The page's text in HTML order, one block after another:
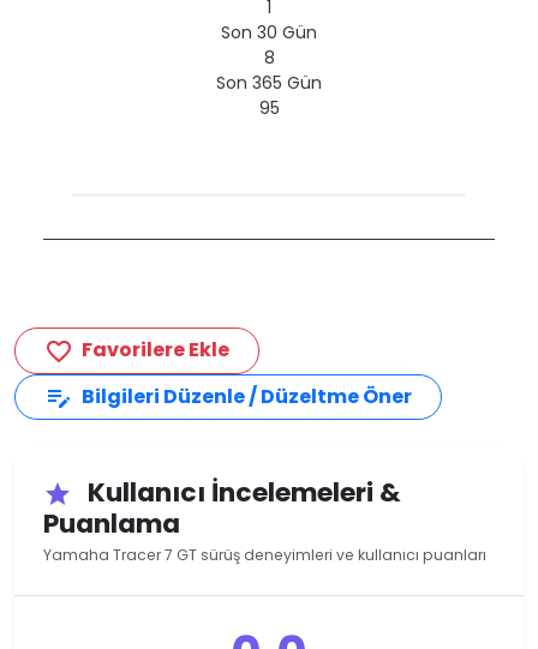
1
Son 30 Gün
8
Son 365 Gün
95
favorite_border Favorilere Ekle
edit_note Bilgileri Düzenle / Düzeltme Öner
star
Kullanıcı İncelemeleri &
Puanlama
Yamaha Tracer 7 GT sürüş deneyimleri ve kullanıcı puanları